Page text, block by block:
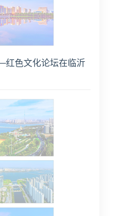
色文化论坛在临沂